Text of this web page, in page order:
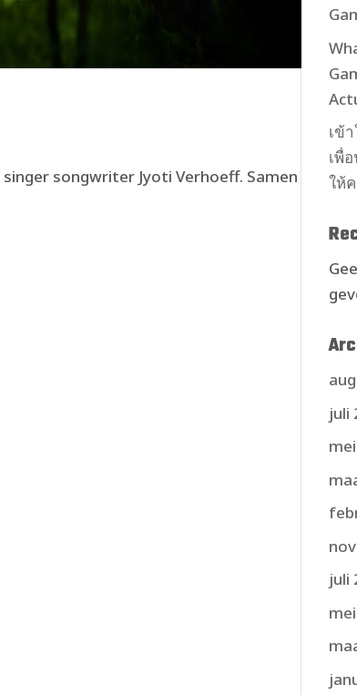
songwriter Jyoti Verhoeff. Samen
เข้
เพื่
ให้
juli
juli